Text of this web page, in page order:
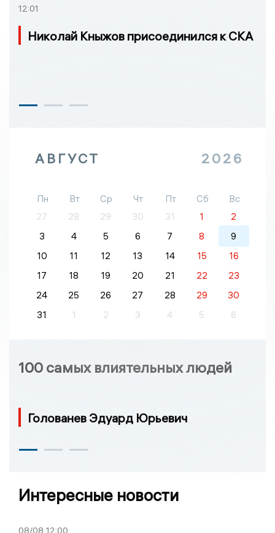
12:01
Николай Кныжов присоединился к СКА
АВГУСТ 2026
Пн Вт Ср Чт Пт Сб
Вс
27
28 29 30 31 1
2
3
4 5 6 7 8
9
10
11 12 13 14 15
16
17
18 19 20 21 22
23
24
25 26 27 28 29
30
31
1 2 3 4 5 6
100 самых влиятельных людей
Голованев Эдуард Юрьевич
Интересные новости
08/08 12:00